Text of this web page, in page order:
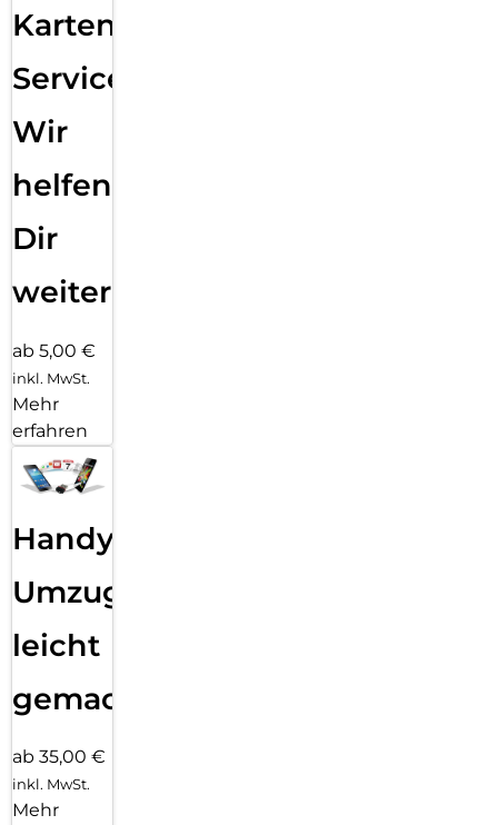
Karten
Service:
Wir
helfen
Dir
weiter
ab 5,00 €
inkl. MwSt.
Mehr
erfahren
Handy
Umzug
leicht
gemacht!
ab 35,00 €
inkl. MwSt.
Mehr